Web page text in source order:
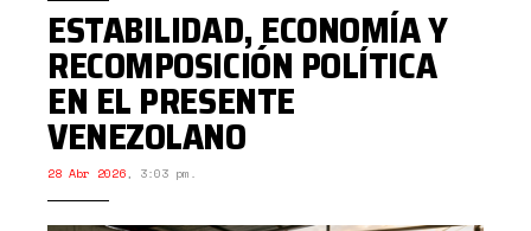
ESTABILIDAD, ECONOMÍA Y
RECOMPOSICIÓN POLÍTICA
EN EL PRESENTE
VENEZOLANO
28 Abr 2026, 3:03 pm.